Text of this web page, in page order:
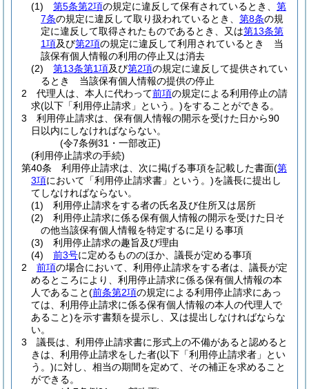
(1)
第5条第2項の規定に違反して保有されているとき、 第
7条の規定に違反して取り扱われているとき、 第8条の規
定に違反して取得されたものであるとき、又は第13条第
1項及び第2項の規定に違反して利用されているとき 当
該保有個人情報の利用の停止又は消去
(2)
第13条第1項及び第2項の規定に違反して提供されてい
るとき 当該保有個人情報の提供の停止
2
代理人は、本人に代わって前項の規定による利用停止の請
求(以下「利用停止請求」という。)をすることができる。
3
利用停止請求は、保有個人情報の開示を受けた日から90
日以内にしなければならない。
(令7条例31・一部改正)
(利用停止請求の手続)
第40条
利用停止請求は、次に掲げる事項を記載した書面(第
3項において「利用停止請求書」という。)を議長に提出し
てしなければならない。
(1)
利用停止請求をする者の氏名及び住所又は居所
(2)
利用停止請求に係る保有個人情報の開示を受けた日そ
の他当該保有個人情報を特定するに足りる事項
(3)
利用停止請求の趣旨及び理由
(4)
前3号に定めるもののほか、議長が定める事項
2
前項の場合において、利用停止請求をする者は、議長が定
めるところにより、利用停止請求に係る保有個人情報の本
人であること(前条第2項の規定による利用停止請求にあっ
ては、利用停止請求に係る保有個人情報の本人の代理人で
あること)を示す書類を提示し、又は提出しなければならな
い。
3
議長は、利用停止請求書に形式上の不備があると認めると
きは、利用停止請求をした者(以下「利用停止請求者」とい
う。)に対し、相当の期間を定めて、その補正を求めること
ができる。